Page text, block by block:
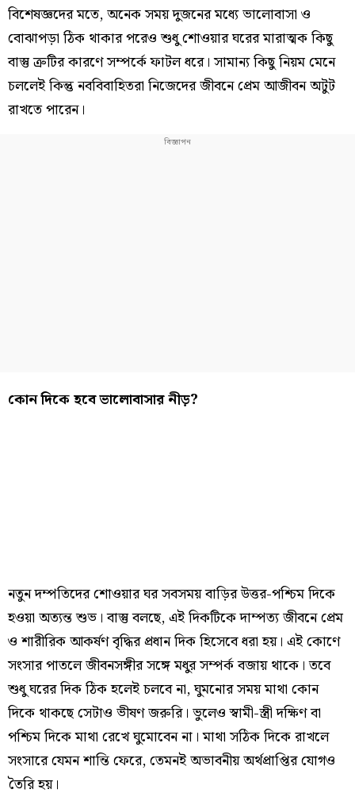
বিশেষজ্ঞদের মতে, অনেক সময় দুজনের মধ্যে ভালোবাসা ও
বোঝাপড়া ঠিক থাকার পরেও শুধু শোওয়ার ঘরের মারাত্মক কিছু
বাস্তু ত্রুটির কারণে সম্পর্কে ফাটল ধরে। সামান্য কিছু নিয়ম মেনে
চললেই কিন্তু নববিবাহিতরা নিজেদের জীবনে প্রেম আজীবন অটুট
রাখতে পারেন।
কোন দিকে হবে ভালোবাসার নীড়?
নতুন দম্পতিদের শোওয়ার ঘর সবসময় বাড়ির উত্তর-পশ্চিম দিকে
হওয়া অত্যন্ত শুভ। বাস্তু বলছে, এই দিকটিকে দাম্পত্য জীবনে প্রেম
ও শারীরিক আকর্ষণ বৃদ্ধির প্রধান দিক হিসেবে ধরা হয়। এই কোণে
সংসার পাতলে জীবনসঙ্গীর সঙ্গে মধুর সম্পর্ক বজায় থাকে। তবে
শুধু ঘরের দিক ঠিক হলেই চলবে না, ঘুমনোর সময় মাথা কোন
দিকে থাকছে সেটাও ভীষণ জরুরি। ভুলেও স্বামী-স্ত্রী দক্ষিণ বা
পশ্চিম দিকে মাথা রেখে ঘুমোবেন না। মাথা সঠিক দিকে রাখলে
সংসারে যেমন শান্তি ফেরে, তেমনই অভাবনীয় অর্থপ্রাপ্তির যোগও
তৈরি হয়।